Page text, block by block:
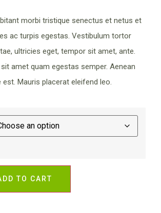
morbi tristique senectus et netus et
ac turpis egestas. Vestibulum tortor
ultricies eget, tempor sit amet, ante.
amet quam egestas semper. Aenean
Mauris placerat eleifend leo.
TO CART